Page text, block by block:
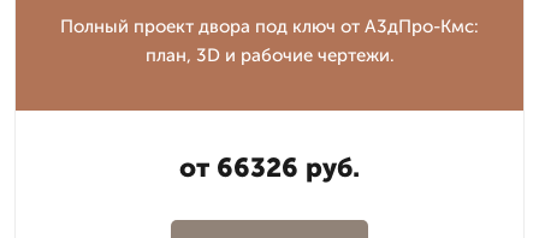
Полный проект двора под ключ от А3дПро-Кмс:
план, 3D и рабочие чертежи.
от 66326 руб.